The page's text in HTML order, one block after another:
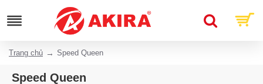
Trang chủ Speed Queen
Speed Queen